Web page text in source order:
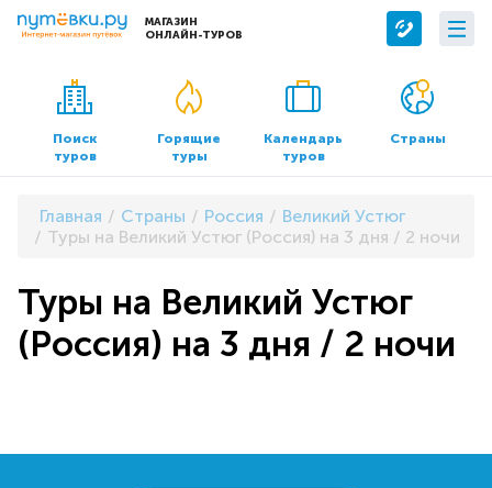
МАГАЗИН
ОНЛАЙН-ТУРОВ
Сервисы
Бронирование отелей
Трансфер
О компании
О нас
Контакты
Документы и реквизиты
Поиск
туров
Горящие
туры
Календарь
туров
Страны
Главная Страны Россия
Великий Устюг
Туры на Великий Устюг (Россия) на 3 дня / 2 ночи
Туры на Великий Устюг
(Россия) на 3 дня / 2 ночи